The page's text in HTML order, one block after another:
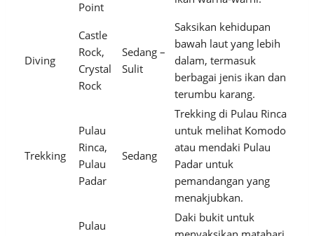
Point
Diving
Castle
Rock,
Crystal
Rock
Sedang –
Sulit
Saksikan kehidupan
bawah laut yang lebih
dalam, termasuk
berbagai jenis ikan dan
terumbu karang.
Trekking
Pulau
Rinca,
Pulau
Padar
Sedang
Trekking di Pulau Rinca
untuk melihat Komodo
atau mendaki Pulau
Padar untuk
pemandangan yang
menakjubkan.
Pulau
Daki bukit untuk